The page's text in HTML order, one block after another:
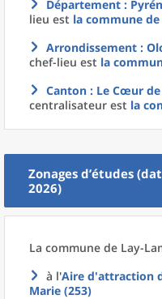
Département :
lieu est la commune de
Arrondissement :
chef-lieu est la
Canton : Le Cœur de
centralisateur est la
Zonages d’études
2026)
La commune de Lay-
à l'Aire d'attraction
Marie (253)